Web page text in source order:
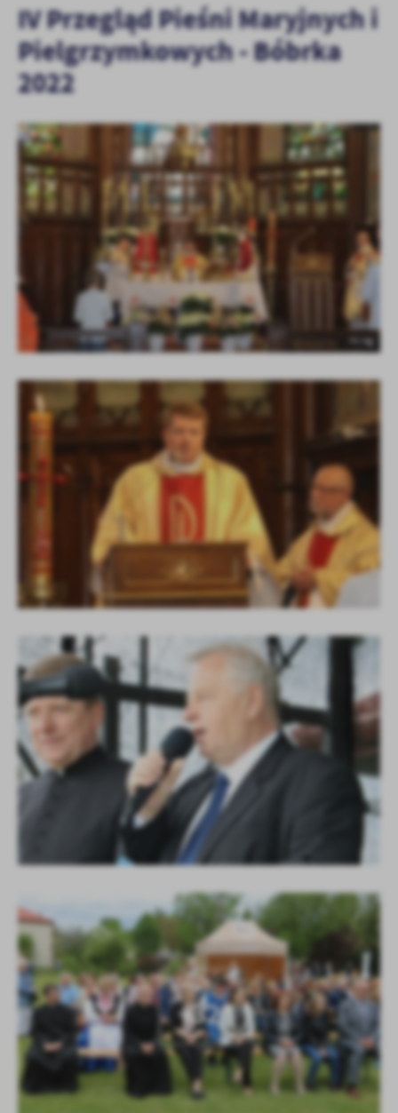
IV Przegląd Pieśni Maryjnych i
Pielgrzymkowych - Bóbrka
2022
KOLEJNE
+32